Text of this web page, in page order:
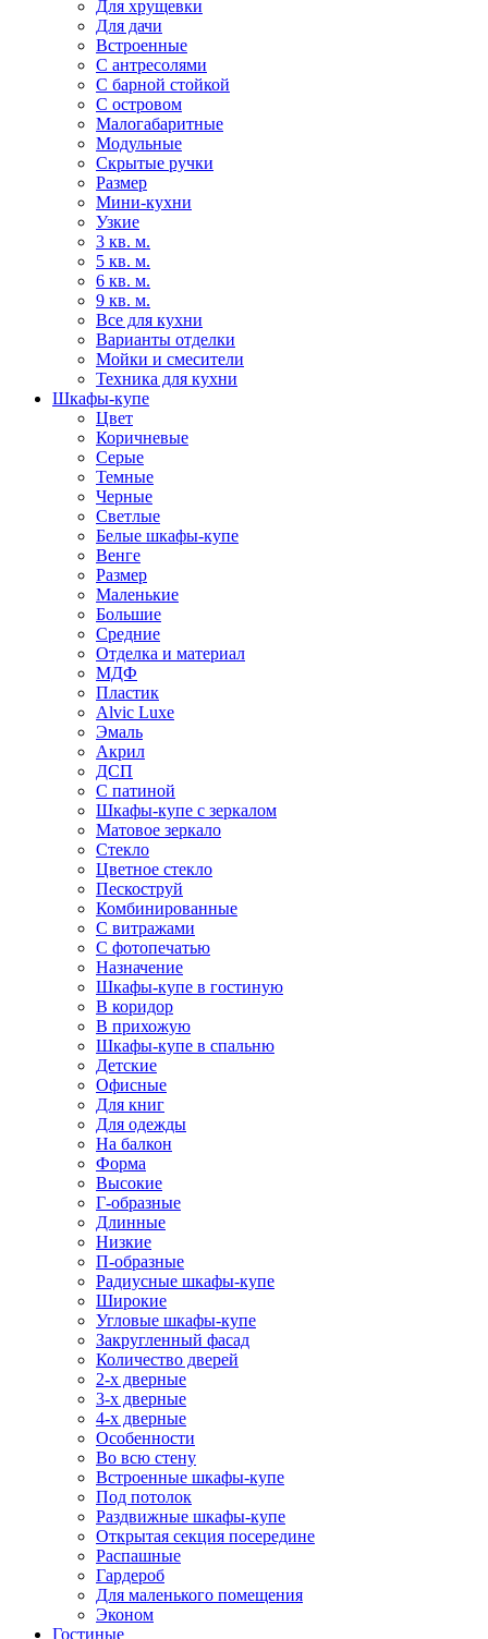
Для хрущевки
Для дачи
Встроенные
С антресолями
С барной стойкой
С островом
Малогабаритные
Модульные
Скрытые ручки
Размер
Мини-кухни
Узкие
3 кв. м.
5 кв. м.
6 кв. м.
9 кв. м.
Все для кухни
Варианты отделки
Мойки и смесители
Техника для кухни
Шкафы-купе
Цвет
Коричневые
Серые
Темные
Черные
Светлые
Белые шкафы-купе
Венге
Размер
Маленькие
Большие
Средние
Отделка и материал
МДФ
Пластик
Alvic Luxe
Эмаль
Акрил
ДСП
С патиной
Шкафы-купе с зеркалом
Матовое зеркало
Стекло
Цветное стекло
Пескоструй
Комбинированные
С витражами
С фотопечатью
Назначение
Шкафы-купе в гостиную
В коридор
В прихожую
Шкафы-купе в спальню
Детские
Офисные
Для книг
Для одежды
На балкон
Форма
Высокие
Г-образные
Длинные
Низкие
П-образные
Радиусные шкафы-купе
Широкие
Угловые шкафы-купе
Закругленный фасад
Количество дверей
2-х дверные
3-х дверные
4-х дверные
Особенности
Во всю стену
Встроенные шкафы-купе
Под потолок
Раздвижные шкафы-купе
Открытая секция посередине
Распашные
Гардероб
Для маленького помещения
Эконом
Гостиные